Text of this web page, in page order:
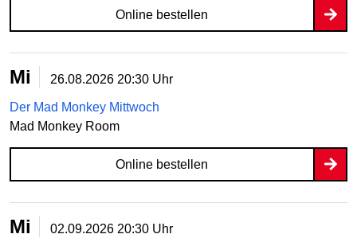
Online bestellen
Mi 26.08.2026 20:30 Uhr
Der Mad Monkey Mittwoch
Mad Monkey Room
Online bestellen
Mi 02.09.2026 20:30 Uhr